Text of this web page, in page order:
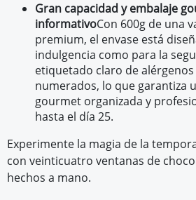
Gran capacidad y embalaje
informativoCon 600g de una
premium, el envase está
indulgencia como para la
etiquetado claro de
numerados, lo que garantiza
gourmet organizada y
hasta el día 25.
Experimente la magia de la
con veinticuatro ventanas de
hechos a mano.